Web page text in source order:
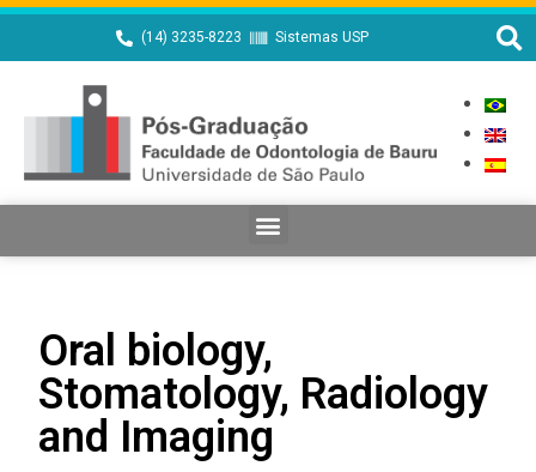
(14) 3235-8223 Sistemas USP
Oral biology,
Stomatology, Radiology
and Imaging